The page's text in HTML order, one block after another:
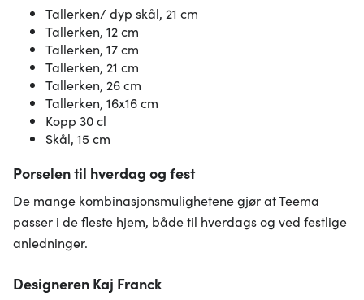
Tallerken/ dyp skål, 21 cm
Tallerken, 12 cm
Tallerken, 17 cm
Tallerken, 21 cm
Tallerken, 26 cm
Tallerken, 16x16 cm
Kopp 30 cl
Skål, 15 cm
Porselen til hverdag og fest
De mange kombinasjonsmulighetene gjør at Teema
passer i de fleste hjem, både til hverdags og ved festlige
anledninger.
Designeren Kaj Franck